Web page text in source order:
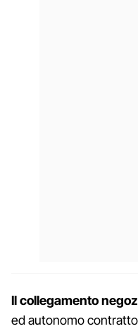
Il collegamento
ed autonomo